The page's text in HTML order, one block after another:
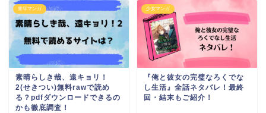
青年マンガ
素晴らしき哉、遠キョリ！
2(せきつい)無料rawで読め
る？pdfダウンロードできるの
かも徹底調査！
少女マンガ
『俺と彼女の完璧なろくでな
し生活』全話ネタバレ！最終
回・結末もご紹介！